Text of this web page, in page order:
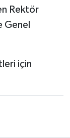
Rektör
Genel
için